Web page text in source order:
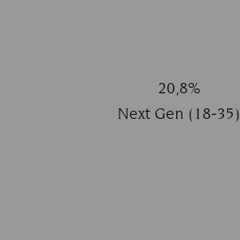
20,8%
Next Gen (18-35)